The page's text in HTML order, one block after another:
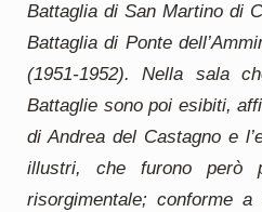
Battaglia di San Martino di
Battaglia di Ponte
(1951-1952). Nella sala
Battaglie sono poi esibiti,
di Andrea del Castagno e
illustri, che furono però
risorgimentale; conforme